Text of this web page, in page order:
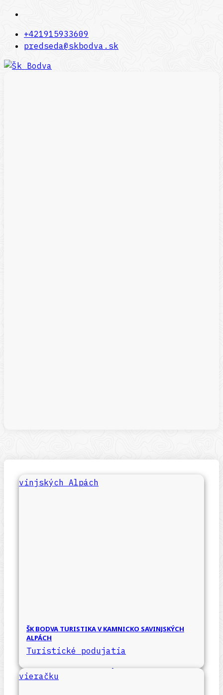
+421915933609
predseda@skbodva.sk
ŠK BODVA TURISTIKA V KAMNICKO SAVINJSKÝCH
ALPÁCH
Turistické podujatia